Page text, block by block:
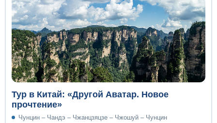
Тур в Китай: «Другой Аватар. Новое
прочтение»
Чунцин – Чандэ – Чжанцзяцзе – Чжошуй – Чунцин